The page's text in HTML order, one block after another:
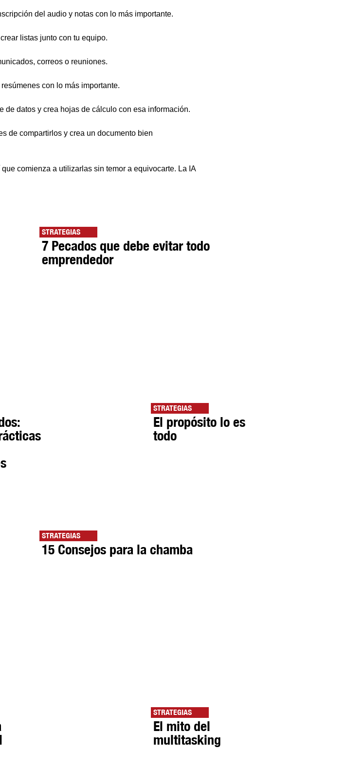
del audio y notas con lo más importante.
listas junto con tu equipo.
correos o reuniones.
con lo más importante.
de datos y crea hojas de cálculo con esa información.
de compartirlos y crea un documento bien
comienza a utilizarlas sin temor a equivocarte. La IA
STRATEGIAS
7 Pecados que debe evitar todo
emprendedor
STRATEGIAS
El propósito lo es
todo
STRATEGIAS
15 Consejos para la chamba
STRATEGIAS
El mito del
multitasking